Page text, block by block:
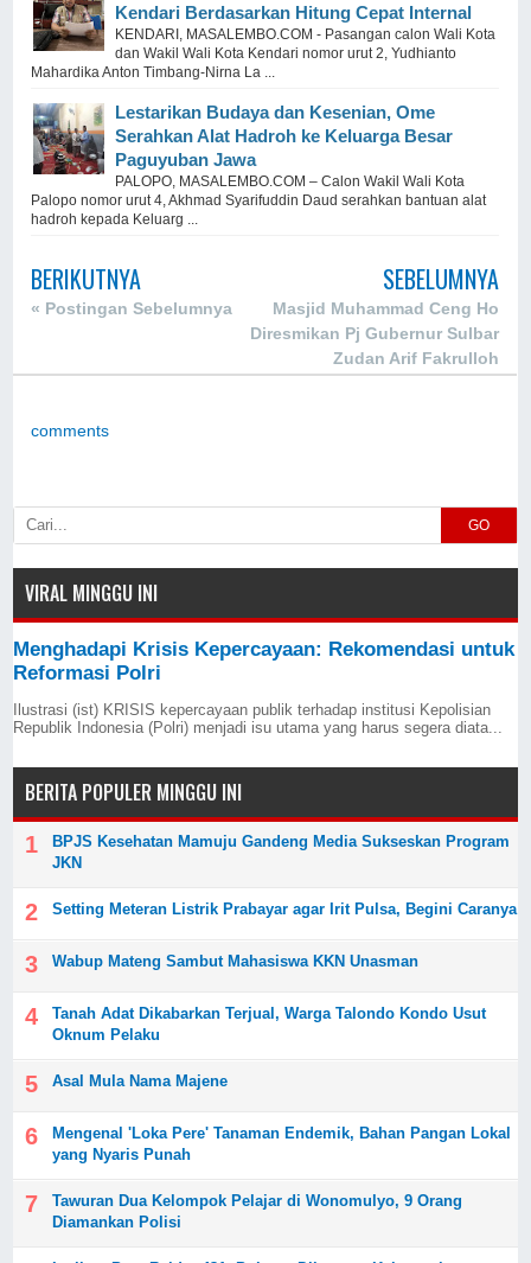
Kendari Berdasarkan Hitung Cepat Internal
KENDARI, MASALEMBO.COM - Pasangan calon Wali Kota
dan Wakil Wali Kota Kendari nomor urut 2, Yudhianto
Mahardika Anton Timbang-Nirna La ...
Lestarikan Budaya dan Kesenian, Ome
Serahkan Alat Hadroh ke Keluarga Besar
Paguyuban Jawa
PALOPO, MASALEMBO.COM – Calon Wakil Wali Kota
Palopo nomor urut 4, Akhmad Syarifuddin Daud serahkan bantuan alat
hadroh kepada Keluarg ...
BERIKUTNYA
« Postingan Sebelumnya
SEBELUMNYA
Masjid Muhammad Ceng Ho
Diresmikan Pj Gubernur Sulbar
Zudan Arif Fakrulloh
comments
GO
VIRAL MINGGU INI
Menghadapi Krisis Kepercayaan: Rekomendasi untuk
Reformasi Polri
Ilustrasi (ist) KRISIS kepercayaan publik terhadap institusi Kepolisian
Republik Indonesia (Polri) menjadi isu utama yang harus segera diata...
BERITA POPULER MINGGU INI
BPJS Kesehatan Mamuju Gandeng Media Sukseskan Program
JKN
Setting Meteran Listrik Prabayar agar Irit Pulsa, Begini Caranya
Wabup Mateng Sambut Mahasiswa KKN Unasman
Tanah Adat Dikabarkan Terjual, Warga Talondo Kondo Usut
Oknum Pelaku
Asal Mula Nama Majene
Mengenal 'Loka Pere' Tanaman Endemik, Bahan Pangan Lokal
yang Nyaris Punah
Tawuran Dua Kelompok Pelajar di Wonomulyo, 9 Orang
Diamankan Polisi